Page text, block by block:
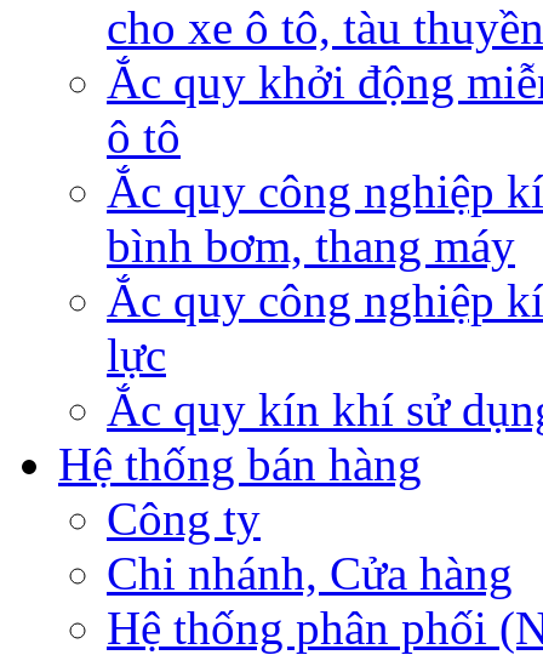
cho xe ô tô, tàu thuyền
Ắc quy khởi động
ô tô
Ắc quy công nghiệp
bình bơm, thang máy
Ắc quy công nghiệp
lực
Ắc quy kín khí sử
Hệ thống bán hàng
Công ty
Chi nhánh, Cửa hàng
Hệ thống phân phối